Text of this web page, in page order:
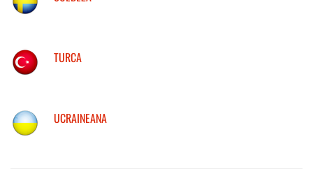
TURCA
UCRAINEANA